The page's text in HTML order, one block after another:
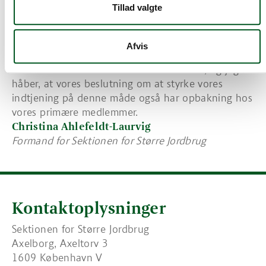
Tillad valgte
Afvis
primære medlemmer selvfølgelig altid meget
velkommen til at opfodre samarbejdspartnere til at
tegne et medlemskab hos Større Jordbrug.
kommende medlemsbrev over sommeren, og jeg
håber, at vores beslutning om at styrke vores
indtjening på denne måde også har opbakning hos
vores primære medlemmer.
Christina Ahlefeldt-Laurvig
Formand for Sektionen for Større Jordbrug
Kontaktoplysninger
Sektionen for Større Jordbrug
Axelborg, Axeltorv 3
1609 København V